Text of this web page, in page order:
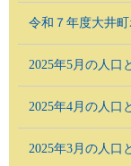
令和７年度大井
2025年5月の人口
2025年4月の人口
2025年3月の人口